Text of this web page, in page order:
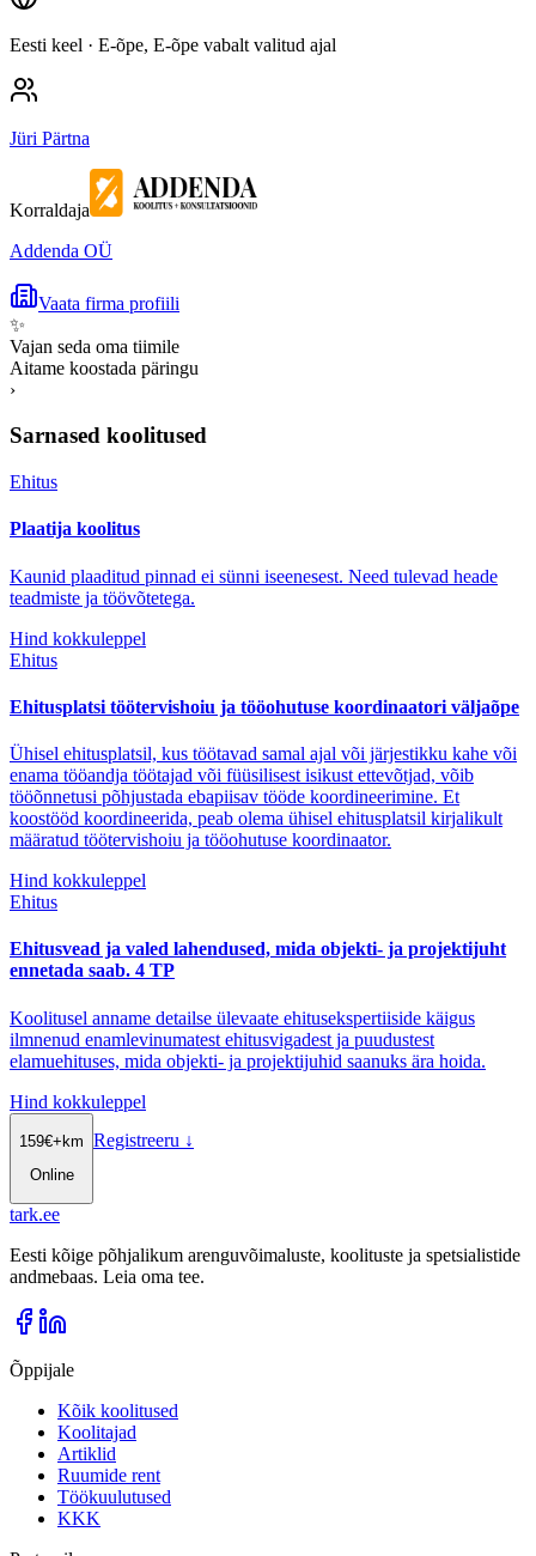
Eesti keel · E-õpe, E-õpe vabalt valitud ajal
Jüri Pärtna
Korraldaja
Addenda OÜ
Vaata firma profiili
✨
Vajan seda oma tiimile
Aitame koostada päringu
›
Sarnased koolitused
Ehitus
Plaatija koolitus
Kaunid plaaditud pinnad ei sünni iseenesest. Need tulevad heade
teadmiste ja töövõtetega.
Hind kokkuleppel
Ehitus
Ehitusplatsi töötervishoiu ja tööohutuse koordinaatori väljaõpe
Ühisel ehitusplatsil, kus töötavad samal ajal või järjestikku kahe või
enama tööandja töötajad või füüsilisest isikust ettevõtjad, võib
tööõnnetusi põhjustada ebapiisav tööde koordineerimine. Et
koostööd koordineerida, peab olema ühisel ehitusplatsil kirjalikult
määratud töötervishoiu ja tööohutuse koordinaator.
Hind kokkuleppel
Ehitus
Ehitusvead ja valed lahendused, mida objekti- ja projektijuht
ennetada saab. 4 TP
Koolitusel anname detailse ülevaate ehitusekspertiiside käigus
ilmnenud enamlevinumatest ehitusvigadest ja puudustest
elamuehituses, mida objekti- ja projektijuhid saanuks ära hoida.
Hind kokkuleppel
159€+km
Online
Registreeru ↓
tark.ee
Eesti kõige põhjalikum arenguvõimaluste, koolituste ja spetsialistide
andmebaas. Leia oma tee.
Õppijale
Kõik koolitused
Koolitajad
Artiklid
Ruumide rent
Töökuulutused
KKK